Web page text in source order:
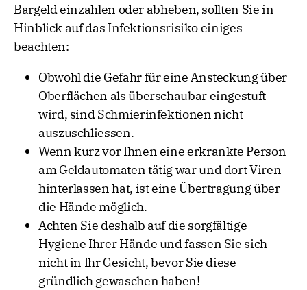
Bargeld einzahlen oder abheben, sollten Sie in
Hinblick auf das Infektionsrisiko einiges
beachten:
Obwohl die Gefahr für eine Ansteckung über
Oberflächen als überschaubar eingestuft
wird, sind Schmierinfektionen nicht
auszuschliessen.
Wenn kurz vor Ihnen eine erkrankte Person
am Geldautomaten tätig war und dort Viren
hinterlassen hat, ist eine Übertragung über
die Hände möglich.
Achten Sie deshalb auf die sorgfältige
Hygiene Ihrer Hände und fassen Sie sich
nicht in Ihr Gesicht, bevor Sie diese
gründlich gewaschen haben!